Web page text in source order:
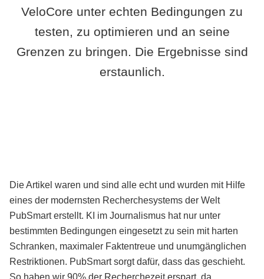
VeloCore unter echten Bedingungen zu
testen, zu optimieren und an seine
Grenzen zu bringen. Die Ergebnisse sind
erstaunlich.
Die Artikel waren und sind alle echt und wurden mit Hilfe
eines der modernsten Recherchesystems der Welt
PubSmart erstellt. KI im Journalismus hat nur unter
bestimmten Bedingungen eingesetzt zu sein mit harten
Schranken, maximaler Faktentreue und unumgänglichen
Restriktionen. PubSmart sorgt dafür, dass das geschieht.
So haben wir 90% der Recherchezeit erspart, da